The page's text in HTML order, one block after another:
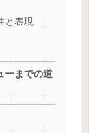
と表現
ーまでの道